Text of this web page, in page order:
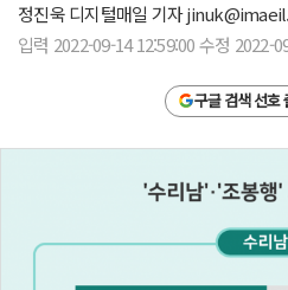
정진욱 디지털매일 기자
입력 2022-09-14 12:59:00 수정 2022-
구글 검색 선호